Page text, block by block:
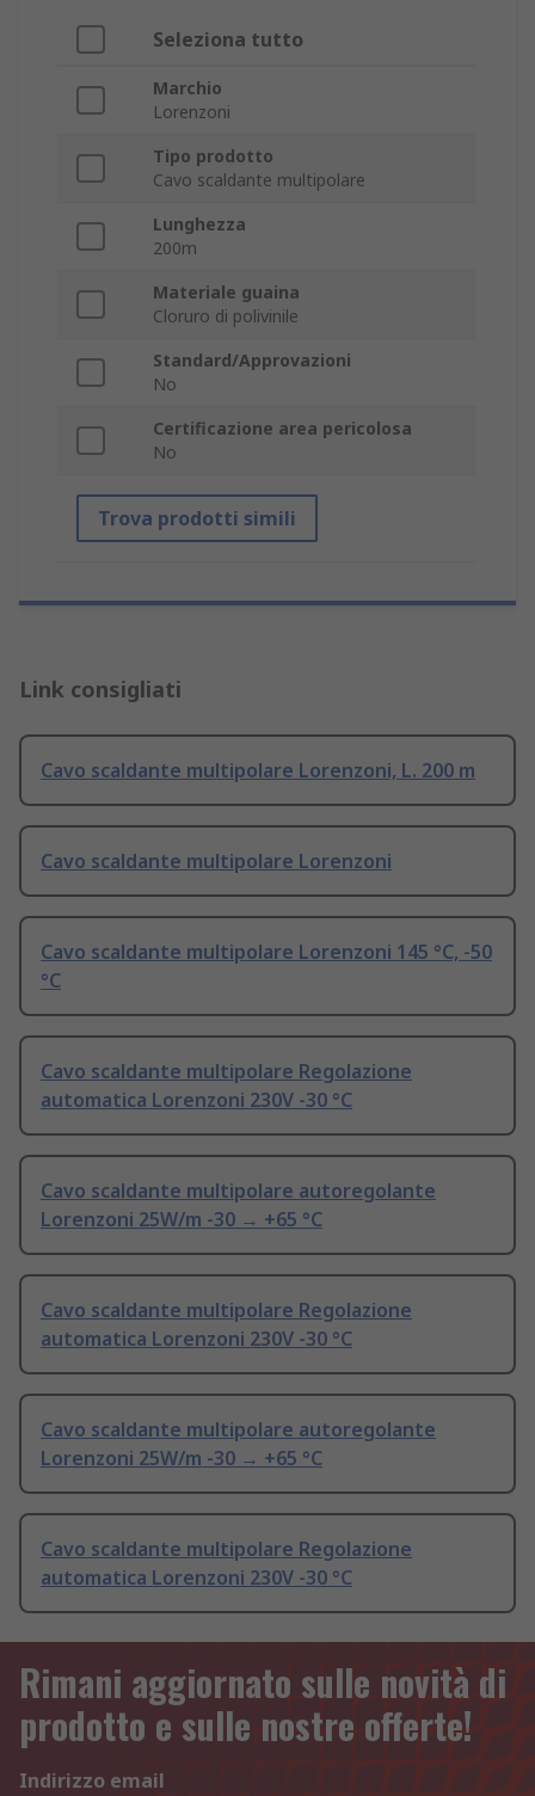
Seleziona tutto
Marchio
Lorenzoni
Tipo prodotto
Cavo scaldante multipolare
Lunghezza
200m
Materiale guaina
Cloruro di polivinile
Standard/Approvazioni
No
Certificazione area pericolosa
No
Trova prodotti simili
Link consigliati
Cavo scaldante multipolare Lorenzoni, L. 200 m
Cavo scaldante multipolare Lorenzoni
Cavo scaldante multipolare Lorenzoni 145 °C, -50
°C
Cavo scaldante multipolare Regolazione
automatica Lorenzoni 230V -30 °C
Cavo scaldante multipolare autoregolante
Lorenzoni 25W/m -30 → +65 °C
Cavo scaldante multipolare Regolazione
automatica Lorenzoni 230V -30 °C
Cavo scaldante multipolare autoregolante
Lorenzoni 25W/m -30 → +65 °C
Cavo scaldante multipolare Regolazione
automatica Lorenzoni 230V -30 °C
Rimani aggiornato sulle novità di
prodotto e sulle nostre offerte!
Indirizzo email